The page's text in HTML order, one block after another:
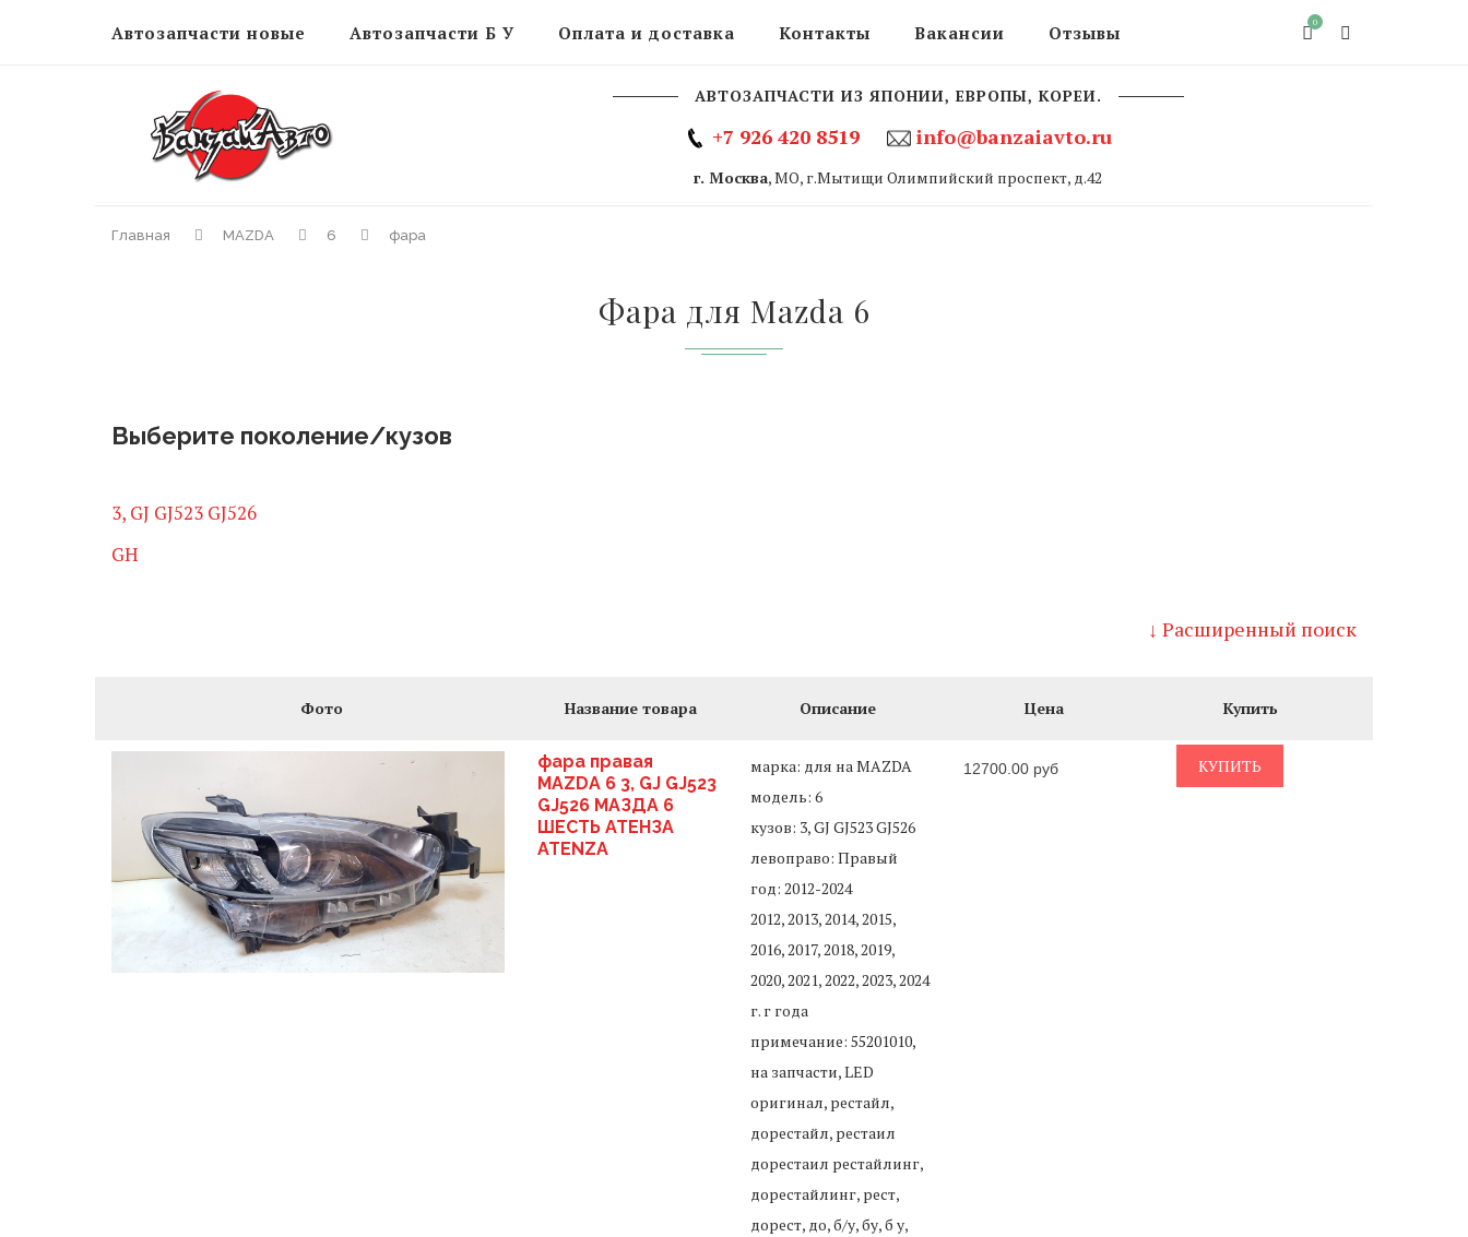
Автозапчасти новые Автозапчасти Б У Оплата и доставка Контакты Вакансии Отзывы 0
АВТОЗАПЧАСТИ ИЗ ЯПОНИИ, ЕВРОПЫ, КОРЕИ.
+7 926 420 8519 info@banzaiavto.ru
г. Москва, МО, г.Мытищи Олимпийский проспект, д.42
Главная MAZDA 6 фара
Фара для Mazda 6
Выберите поколение/кузов
3, GJ GJ523 GJ526
GH
↓ Расширенный поиск
Фото Название товара Описание Цена Купить
фара правая
MAZDA 6 3, GJ GJ523
GJ526 МАЗДА 6
ШЕСТЬ АТЕНЗА
ATENZA
марка: для на MAZDA
модель: 6
кузов: 3, GJ GJ523 GJ526
левоправо: Правый
год: 2012-2024
2012, 2013, 2014, 2015,
2016, 2017, 2018, 2019,
2020, 2021, 2022, 2023, 2024
г. г года
примечание: 55201010,
на запчасти, LED
оригинал, рестайл,
дорестайл, рестаил
дорестаил рестайлинг,
дорестайлинг, рест,
дорест, до, б/у, бу, б у,
12700.00 КУПИТЬ